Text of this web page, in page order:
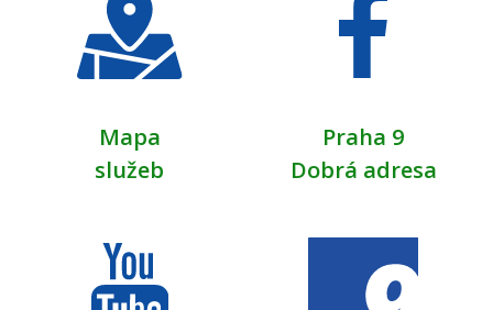
Mapa
služeb
Praha 9
Dobrá adresa